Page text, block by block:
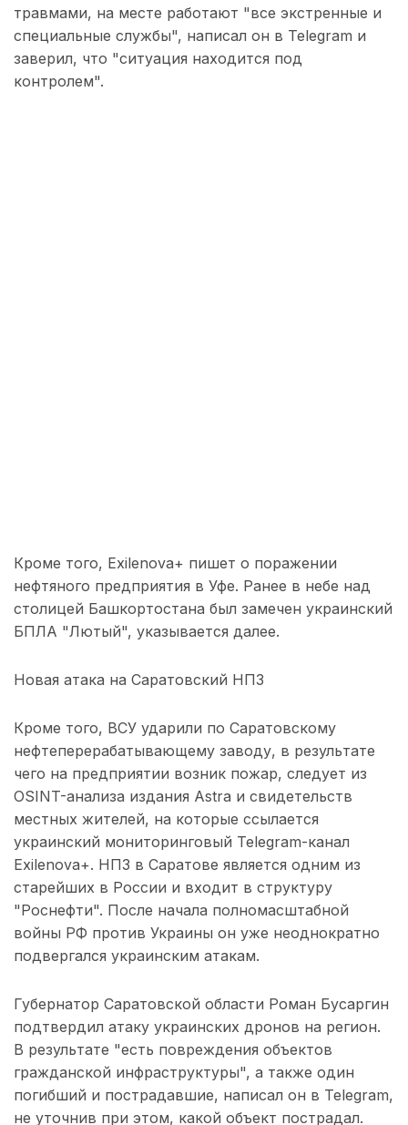
травмами, на месте работают "все экстренные и
специальные службы", написал он в Telegram и
заверил, что "ситуация находится под
контролем".
Кроме того, Exilenova+ пишет о поражении
нефтяного предприятия в Уфе. Ранее в небе над
столицей Башкортостана был замечен украинский
БПЛА "Лютый", указывается далее.
Новая атака на Саратовский НПЗ
Кроме того, ВСУ ударили по Саратовскому
нефтеперерабатывающему заводу, в результате
чего на предприятии возник пожар, следует из
OSINT-анализа издания Astra и свидетельств
местных жителей, на которые ссылается
украинский мониторинговый Telegram-канал
Exilenova+. НПЗ в Саратове является одним из
старейших в России и входит в структуру
"Роснефти". После начала полномасштабной
войны РФ против Украины он уже неоднократно
подвергался украинским атакам.
Губернатор Саратовской области Роман Бусаргин
подтвердил атаку украинских дронов на регион.
В результате "есть повреждения объектов
гражданской инфраструктуры", а также один
погибший и пострадавшие, написал он в Telegram,
не уточнив при этом, какой объект пострадал.